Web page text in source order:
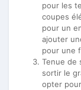
pour les
coupes
pour un
ajouter
pour une
Tenue de
sortir le
opter